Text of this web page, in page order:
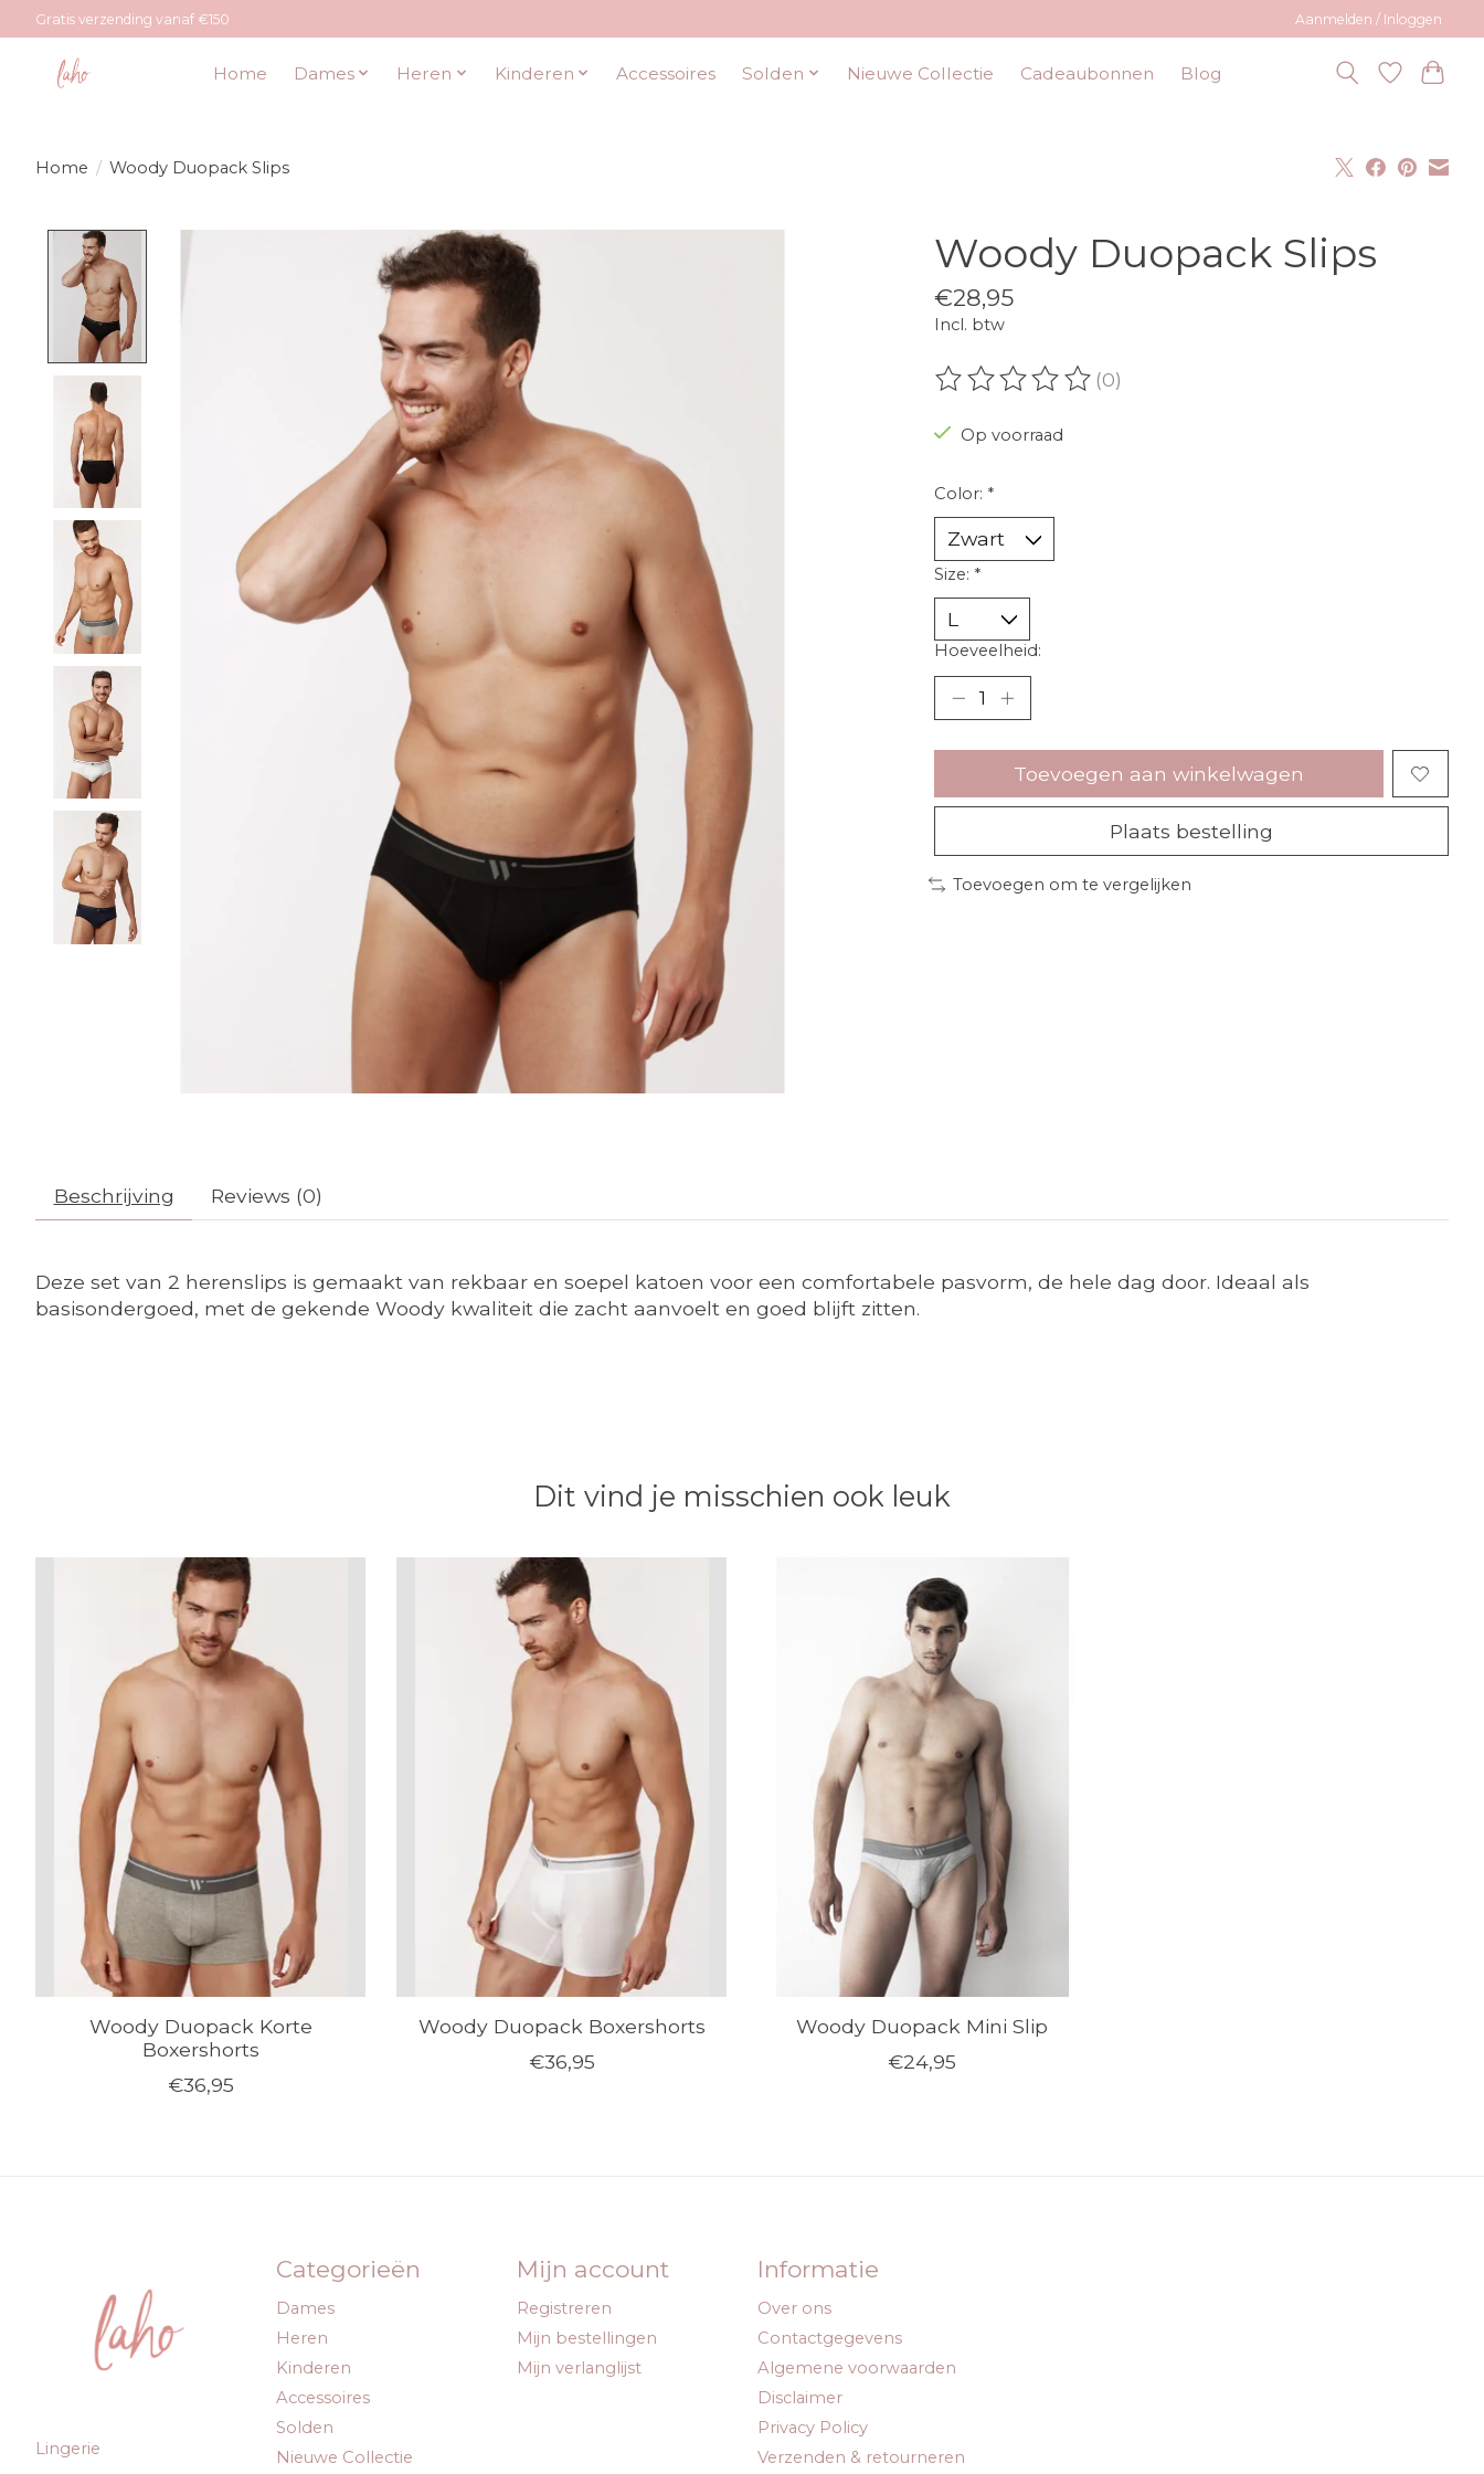
Gratis verzending vanaf €150 Aanmelden / Inloggen
Home Dames Heren Kinderen Accessoires Solden Nieuwe Collectie Cadeaubonnen Blog
Home / Woody Duopack Slips
Product image slideshow Items Woody Duopack Slips
€28,95
Incl. btw
De beoordeling van dit product is
(0)
Op voorraad
Color: *
Size: *
Hoeveelheid:
Toevoegen aan winkelwagen
Plaats bestelling
Toevoegen om te vergelijken
Beschrijving Reviews (0)
Deze set van 2 herenslips is gemaakt van rekbaar en soepel katoen voor een comfortabele pasvorm, de hele dag door. Ideaal als
basisondergoed, met de gekende Woody kwaliteit die zacht aanvoelt en goed blijft zitten.
Dit vind je misschien ook leuk
Items van productcarrousel
Woody Duopack Korte
Boxershorts
€36,95
Woody Duopack Boxershorts
€36,95
Woody Duopack Mini Slip
€24,95
Lingerie
Categorieën
Dames
Heren
Kinderen
Accessoires
Solden
Nieuwe Collectie
Mijn account
Registreren
Mijn bestellingen
Mijn verlanglijst
Informatie
Over ons
Contactgegevens
Algemene voorwaarden
Disclaimer
Privacy Policy
Verzenden & retourneren